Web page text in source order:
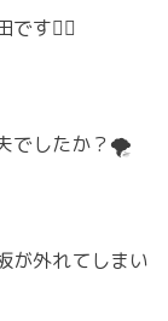
です🙋‍♀️
でしたか？🌪
が外れてしまい